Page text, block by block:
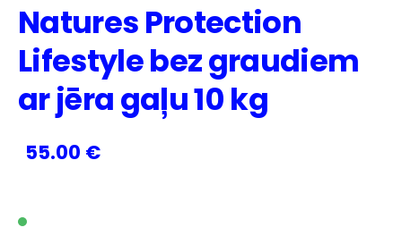
Natures Protection
Lifestyle bez graudiem
ar jēra gaļu 10 kg
55.00 €